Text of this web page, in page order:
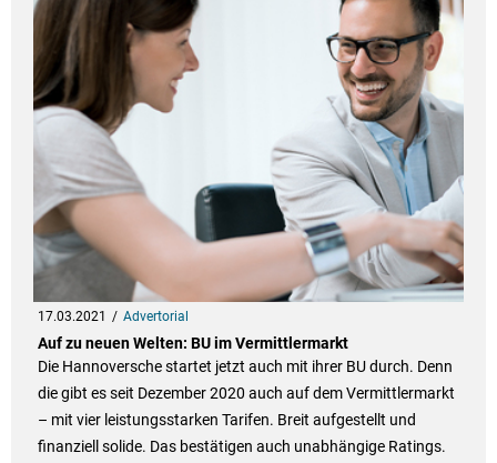
17.03.2021 Advertorial
Auf zu neuen Welten: BU im Vermittlermarkt
Die Hannoversche startet jetzt auch mit ihrer BU durch. Denn
die gibt es seit Dezember 2020 auch auf dem Vermittlermarkt
– mit vier leistungsstarken Tarifen. Breit aufgestellt und
finanziell solide. Das bestätigen auch unabhängige Ratings.